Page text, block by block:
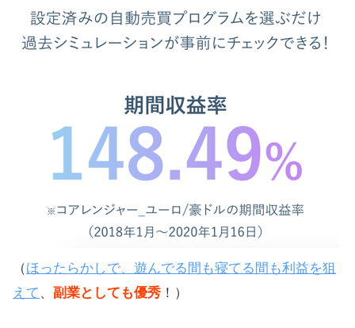
（ほったらかしで、遊んでる間も寝てる間も利益を狙
えて 、 副業としても優秀 ！）